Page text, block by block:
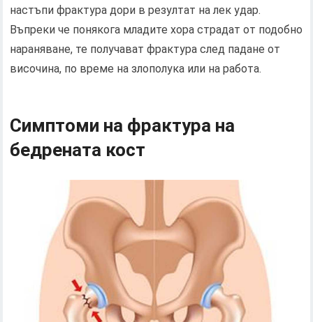
настъпи фрактура дори в резултат на лек удар.
Въпреки че понякога младите хора страдат от подобно
нараняване, те получават фрактура след падане от
височина, по време на злополука или на работа.
Симптоми на фрактура на
бедрената кост